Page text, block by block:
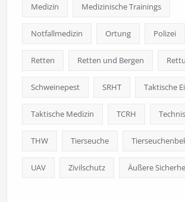
Medizin Medizinische Trainings
Notfallmedizin Ortung Polizei
Retten Retten und Bergen
Schweinepest SRHT Taktische
Taktische Medizin TCRH
THW Tierseuche
UAV Zivilschutz Äußere